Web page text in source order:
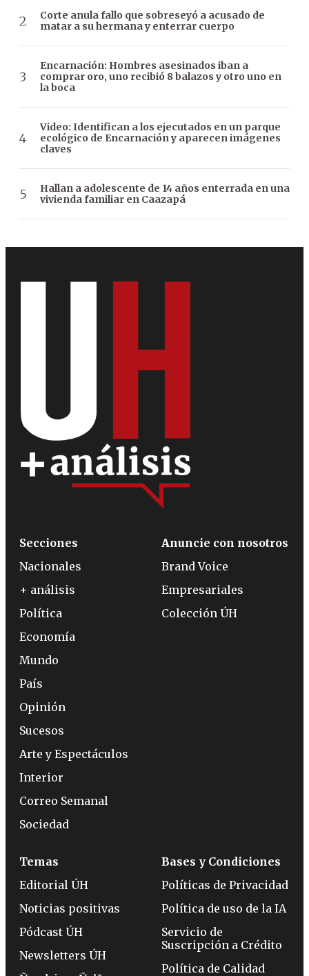
Corte anula fallo que sobreseyó a acusado de
matar a su hermana y enterrar cuerpo
Encarnación: Hombres asesinados iban a
comprar oro, uno recibió 8 balazos y otro uno en
la boca
Video: Identifican a los ejecutados en un parque
ecológico de Encarnación y aparecen imágenes
claves
Hallan a adolescente de 14 años enterrada en una
vivienda familiar en Caazapá
Secciones
Nacionales
+ análisis
Política
Economía
Mundo
País
Opinión
Sucesos
Arte y Espectáculos
Interior
Correo Semanal
Sociedad
Anuncie con nosotros
Brand Voice
Empresariales
Colección ÚH
Temas
Editorial ÚH
Noticias positivas
Pódcast ÚH
Newsletters ÚH
Bases y Condiciones
Políticas de Privacidad
Política de uso de la IA
Servicio de
Suscripción a Crédito
Política de Calidad